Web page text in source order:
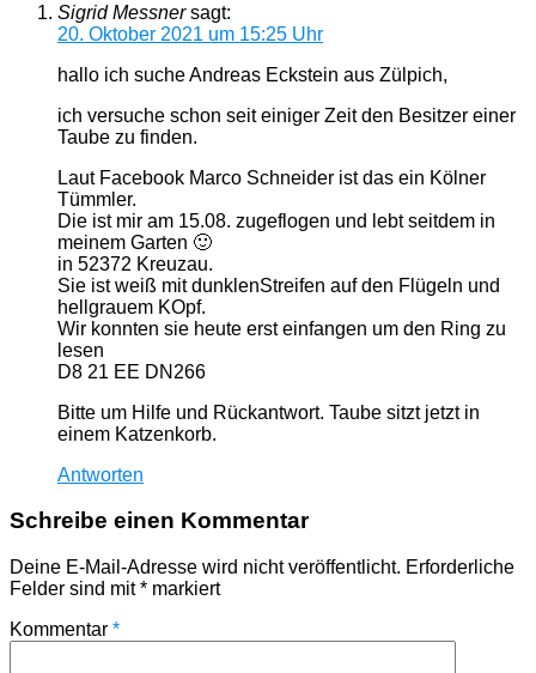
Sigrid Messner sagt:
20. Oktober 2021 um 15:25 Uhr
hallo ich suche Andreas Eckstein aus Zülpich,
ich versuche schon seit einiger Zeit den Besitzer einer
Taube zu finden.
Laut Facebook Marco Schneider ist das ein Kölner
Tümmler.
Die ist mir am 15.08. zugeflogen und lebt seitdem in
meinem Garten 🙂
in 52372 Kreuzau.
Sie ist weiß mit dunklenStreifen auf den Flügeln und
hellgrauem KOpf.
Wir konnten sie heute erst einfangen um den Ring zu
lesen
D8 21 EE DN266
Bitte um Hilfe und Rückantwort. Taube sitzt jetzt in
einem Katzenkorb.
Antworten
Schreibe einen Kommentar
Deine E-Mail-Adresse wird nicht veröffentlicht. Erforderliche
Felder sind mit* markiert
Kommentar *